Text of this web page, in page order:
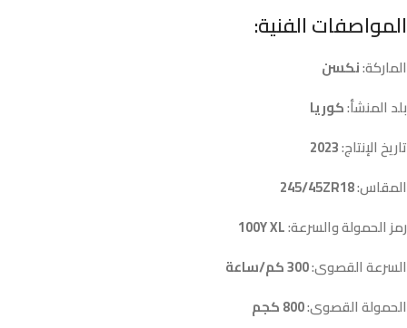
المواصفات الفنية:
الماركة:نكسن
بلد المنشأ:كوريا
تاريخ الإنتاج:
المقاس:
رمز الحمولة والسرعة:
السرعة القصوى:
الحمولة القصوى: